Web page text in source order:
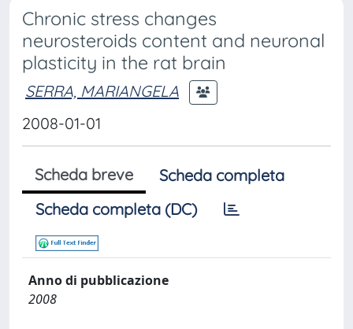
Chronic stress changes
neurosteroids content and neuronal
plasticity in the rat brain
SERRA, MARIANGELA
2008-01-01
Scheda breve
Scheda completa
Scheda completa (DC)
Anno di pubblicazione
2008